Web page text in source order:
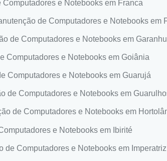
e Notebooks em Franca
de Computadores e Notebooks em
de Computadores e Notebooks em
Computadores e Notebooks em Goiânia
Computadores e Notebooks em Guarujá
de Computadores e Notebooks em
de Computadores e Notebooks em
e Notebooks em Ibirité
de Computadores e Notebooks em Imperatriz